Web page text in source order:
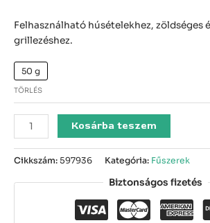
Felhasználható húsételekhez, zöldséges
grillezéshez.
50 g
TÖRLÉS
Kosárba teszem
Cikkszám:597936 Kategória: Fűszerek
Biztonságos fizetés